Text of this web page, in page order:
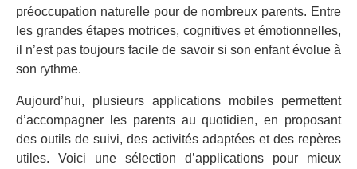
préoccupation naturelle pour de nombreux parents. Entre
les grandes étapes motrices, cognitives et émotionnelles,
il n’est pas toujours facile de savoir si son enfant évolue à
son rythme.
Aujourd’hui, plusieurs applications mobiles permettent
d’accompagner les parents au quotidien, en proposant
des outils de suivi, des activités adaptées et des repères
utiles. Voici une sélection d’applications pour mieux